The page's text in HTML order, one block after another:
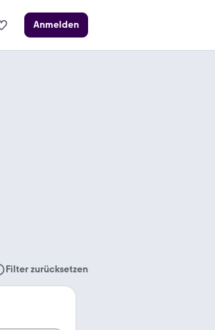
Anmelden
Filter zurücksetzen